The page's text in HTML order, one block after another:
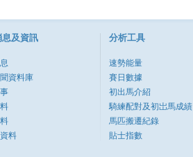
息及資訊
資料庫
料
分析工具
速勢能量
賽日數據
初出馬介紹
騎練配對及初岀馬成績
馬匹搬遷紀錄
貼士指數